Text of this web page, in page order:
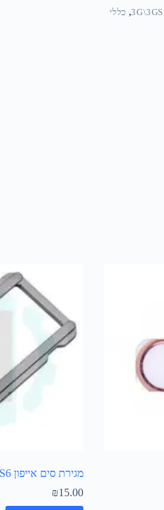
, כללי
מגירת סים אייפון S6 שחור
₪15.00